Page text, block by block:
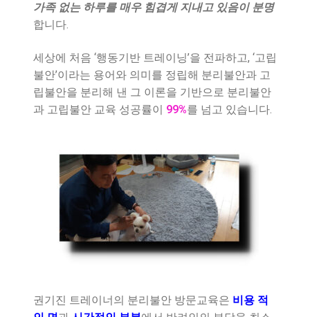
가족 없는 하루를 매우 힘겹게 지내고 있음이 분명
합니다.
세상에 처음 ‘행동기반 트레이닝’을 전파하고, ‘고립
불안’이라는 용어와 의미를 정립해 분리불안과 고
립불안을 분리해 낸 그 이론을 기반으로 분리불안
과 고립불안 교육 성공률이 99%를 넘고 있습니다.
권기진 트레이너의 분리불안 방문교육은 비용 적